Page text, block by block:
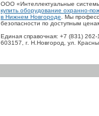
ООО «Интеллектуальные
купить оборудование охранно-
в Нижнем Новгороде . Мы
безопасности по доступным
Единая справочная: +7 (831)
603157, г. Н.Новгород, ул.